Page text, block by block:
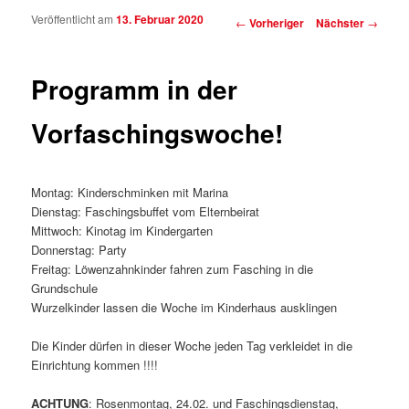
Beitragsnavigation
← Vorheriger Nächster →
Programm in der
Vorfaschingswoche!
Veröffentlicht am13. Februar 2020
Montag: Kinderschminken mit Marina
Dienstag: Faschingsbuffet vom Elternbeirat
Mittwoch: Kinotag im Kindergarten
Donnerstag: Party
Freitag: Löwenzahnkinder fahren zum Fasching in die
Grundschule
Wurzelkinder lassen die Woche im Kinderhaus ausklingen
Die Kinder dürfen in dieser Woche jeden Tag verkleidet in die
Einrichtung kommen !!!!
ACHTUNG: Rosenmontag, 24.02. und Faschingsdienstag,